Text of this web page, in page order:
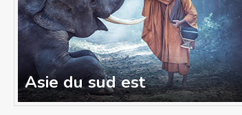
Asie du sud est